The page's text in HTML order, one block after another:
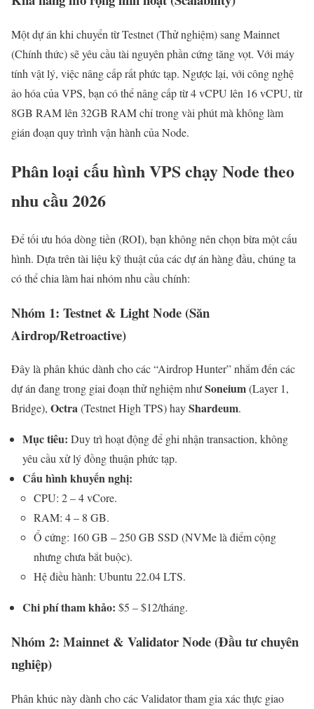
Một dự án khi chuyển từ Testnet (Thử nghiệm) sang Mainnet
(Chính thức) sẽ yêu cầu tài nguyên phần cứng tăng vọt. Với máy
tính vật lý, việc nâng cấp rất phức tạp. Ngược lại, với công nghệ
ảo hóa của VPS, bạn có thể nâng cấp từ 4 vCPU lên 16 vCPU, từ
8GB RAM lên 32GB RAM chỉ trong vài phút mà không làm
gián đoạn quy trình vận hành của Node.
Phân loại cấu hình VPS chạy Node theo
nhu cầu 2026
Để tối ưu hóa dòng tiền (ROI), bạn không nên chọn bừa một cấu
hình. Dựa trên tài liệu kỹ thuật của các dự án hàng đầu, chúng ta
có thể chia làm hai nhóm nhu cầu chính:
Nhóm 1: Testnet & Light Node (Săn
Airdrop/Retroactive)
Đây là phân khúc dành cho các “Airdrop Hunter” nhắm đến các
dự án đang trong giai đoạn thử nghiệm nhưSoneium(Layer 1,
Bridge), Octra(Testnet High TPS) hayShardeum.
Mục tiêu: Duy trì hoạt động để ghi nhận transaction, không
yêu cầu xử lý đồng thuận phức tạp.
Cấu hình khuyến nghị:
CPU: 2 – 4 vCore.
RAM: 4 – 8 GB.
Ổ cứng: 160 GB – 250 GB SSD (NVMe là điểm cộng
nhưng chưa bắt buộc).
Hệ điều hành: Ubuntu 22.04 LTS.
Chi phí tham khảo: $5 – $12/tháng.
Nhóm 2: Mainnet & Validator Node (Đầu tư chuyên
nghiệp)
Phân khúc này dành cho các Validator tham gia xác thực giao